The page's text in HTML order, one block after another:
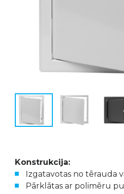
Konstrukcija:
Izgatavotas no tērauda
Pārklātas ar polimēru